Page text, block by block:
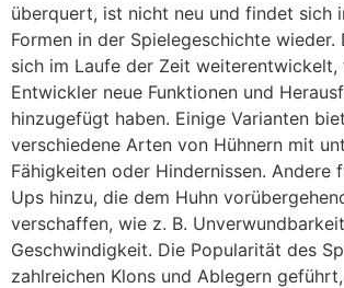
überquert, ist nicht neu und findet sich
Formen in der Spielegeschichte wieder.
sich im Laufe der Zeit weiterentwickelt,
Entwickler neue Funktionen und
hinzugefügt haben. Einige Varianten
verschiedene Arten von Hühnern mit
Fähigkeiten oder Hindernissen. Andere
Ups hinzu, die dem Huhn
verschaffen, wie z. B.
Geschwindigkeit. Die Popularität des
zahlreichen Klons und Ablegern